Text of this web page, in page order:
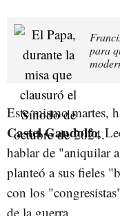
para
Este mismo martes,
Castel Gandolfo,
hablar de "aniquilar
planteó a sus fieles
con los
de la guerra.